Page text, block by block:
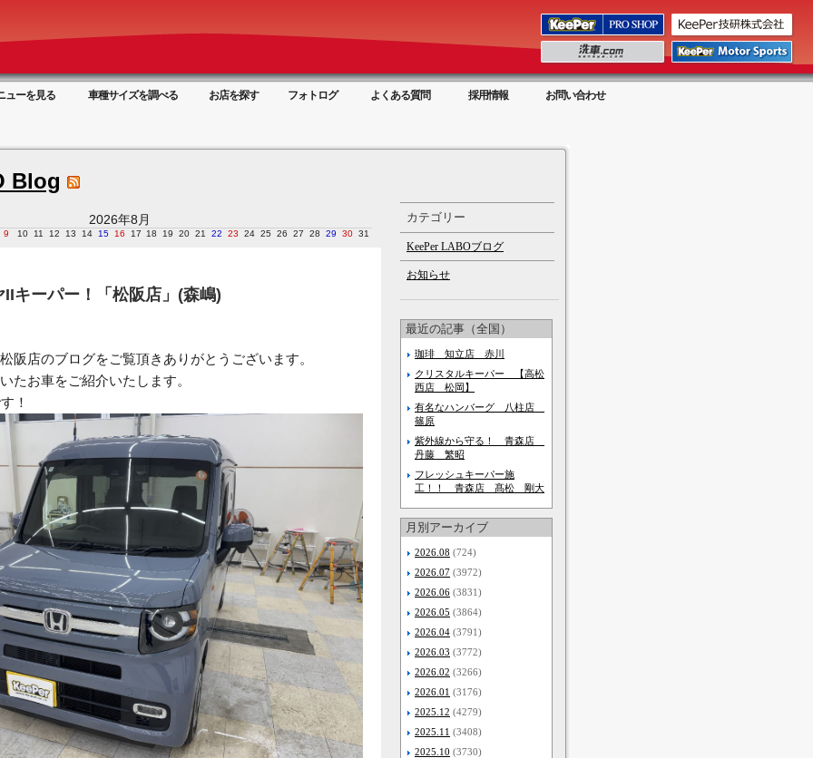
ューを見る 車種サイズを調べる お店を探す フォトログ よくある質問 採用情報 お問い合わせ
Blog
2026年8月
9 10 11 12 13 14 15 16 17 18 19 20 21 22 23 24 25 26 27 28 29 30 31
IIキーパー！「松阪店」(森嶋)
阪店のブログをご覧頂きありがとうございます。
たお車をご紹介いたします。
！
カテゴリー
KeePer LABOブログ
お知らせ
最近の記事（全国）
珈琲 知立店 赤川
クリスタルキーパー 【高松
西店 松岡】
有名なハンバーグ 八柱店
篠原
紫外線から守る！ 青森店
丹藤 繁昭
フレッシュキーパー施
工！！ 青森店 髙松 剛大
月別アーカイブ
2026.08 (724)
2026.07 (3972)
2026.06 (3831)
2026.05 (3864)
2026.04 (3791)
2026.03 (3772)
2026.02 (3266)
2026.01 (3176)
2025.12 (4279)
2025.11 (3408)
2025.10 (3730)